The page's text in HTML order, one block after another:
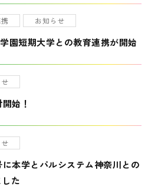
お知らせ
園短期大学との教育連携が開始
始！
本学とパルシステム神奈川との
た